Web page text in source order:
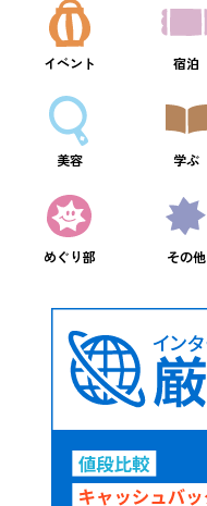
イベント 宿泊
美容 学ぶ
めぐり部 その他